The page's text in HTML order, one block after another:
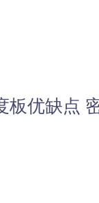
板优缺点